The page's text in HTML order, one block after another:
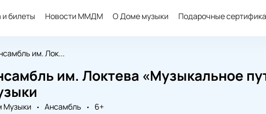
билеты Новости ММДМ О Доме музыки Подарочные
им. Лок...
им. Локтева «Музыкальное
Музыки Ансамбль
6+